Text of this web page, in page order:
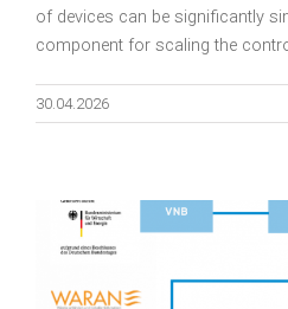
of devices can be significantly
component for scaling the
30.04.2026